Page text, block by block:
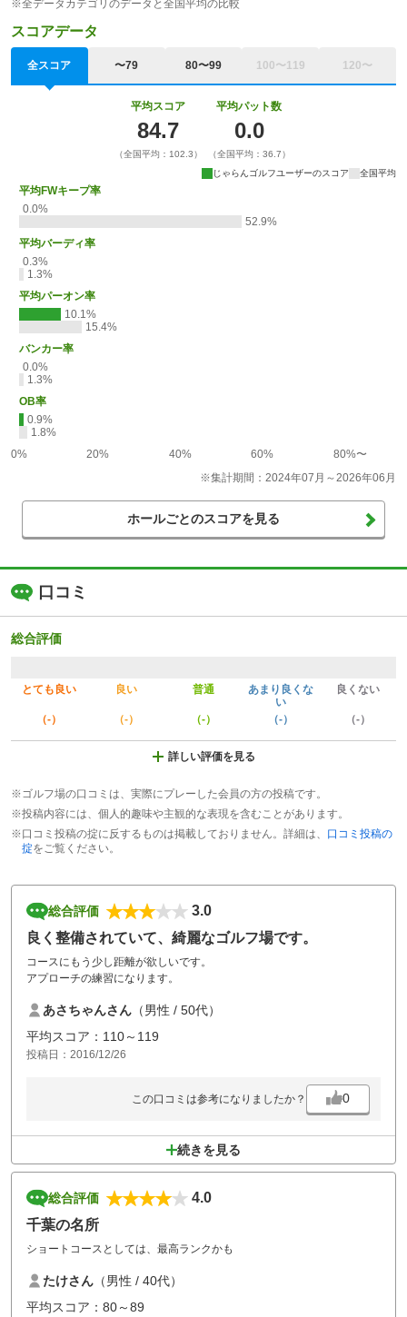
※全データカテゴリのデータと全国平均の比較
スコアデータ
全スコア 〜79 80〜99 100〜119 120〜
平均スコア
84.7
（全国平均：102.3）
平均パット数
0.0
（全国平均：36.7）
じゃらんゴルフユーザーのスコア
全国平均
平均FWキープ率
0.0%
52.9%
平均バーディ率
0.3%
1.3%
平均パーオン率
10.1%
15.4%
バンカー率
0.0%
1.3%
OB率
0.9%
1.8%
0%
20% 40% 60%
80%〜
※集計期間：2024年07月～2026年06月
ホールごとのスコアを見る
口コミ
総合評価
とても良い 良い 普通
あまり良くな
い
良くない
（-） （-） （-） （-） （-）
詳しい評価を見る
※ゴルフ場の口コミは、実際にプレーした会員の方の投稿です。
※投稿内容には、個人的趣味や主観的な表現を含むことがあります。
※口コミ投稿の掟に反するものは掲載しておりません。詳細は、 口コミ投稿の
掟をご覧ください。
総合評価
3.0
良く整備されていて、綺麗なゴルフ場です。
コースにもう少し距離が欲しいです。
アプローチの練習になります。
あさちゃんさん （男性 / 50代）
平均スコア：110～119
投稿日：2016/12/26
この口コミは参考になりましたか？ 0
続きを見る
総合評価
4.0
千葉の名所
ショートコースとしては、最高ランクかも
たけさん （男性 / 40代）
平均スコア：80～89